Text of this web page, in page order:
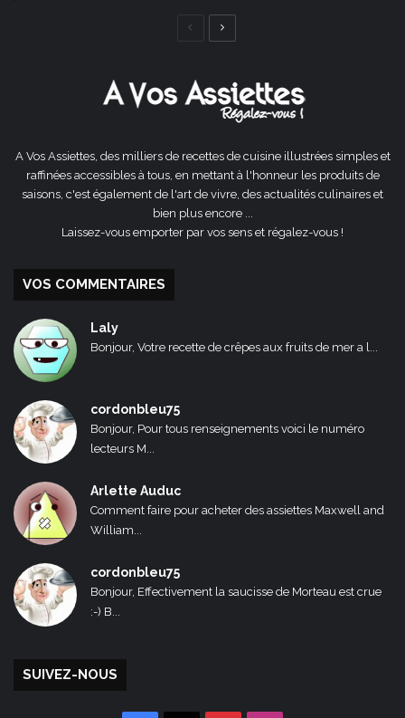
Page
A Vos Assiettes, des milliers de recettes de cuisine illustrées simples et
raffinées accessibles à tous, en mettant à l'honneur les produits de
saisons, c'est également de l'art de vivre, des actualités culinaires et
bien plus encore ...
Laissez-vous emporter par vos sens et régalez-vous !
VOS COMMENTAIRES
Laly
Bonjour, Votre recette de crêpes aux fruits de mer a l...
cordonbleu75
Bonjour, Pour tous renseignements voici le numéro
lecteurs M...
Arlette Auduc
Comment faire pour acheter des assiettes Maxwell and
William...
cordonbleu75
Bonjour, Effectivement la saucisse de Morteau est crue
:-) B...
SUIVEZ-NOUS